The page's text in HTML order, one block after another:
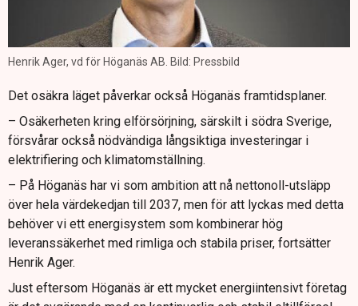
Henrik Ager, vd för Höganäs AB. Bild: Pressbild
Det osäkra läget påverkar också Höganäs framtidsplaner.
– Osäkerheten kring elförsörjning, särskilt i södra Sverige,
försvårar också nödvändiga långsiktiga investeringar i
elektrifiering och klimatomställning.
– På Höganäs har vi som ambition att nå nettonoll-utsläpp
över hela värdekedjan till 2037, men för att lyckas med detta
behöver vi ett energisystem som kombinerar hög
leveranssäkerhet med rimliga och stabila priser, fortsätter
Henrik Ager.
Just eftersom Höganäs är ett mycket energiintensivt företag